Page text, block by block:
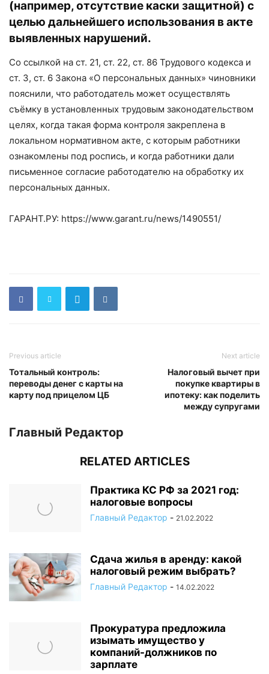
(например, отсутствие каски защитной) с
целью дальнейшего использования в акте
выявленных нарушений.
Cо ссылкой на ст. 21, ст. 22, ст. 86 Трудового кодекса и
ст. 3, ст. 6 Закона «О персональных данных» чиновники
пояснили, что работодатель может осуществлять
съёмку в установленных трудовым законодательством
целях, когда такая форма контроля закреплена в
локальном нормативном акте, с которым работники
ознакомлены под роспись, и когда работники дали
письменное согласие работодателю на обработку их
персональных данных.
ГАРАНТ.РУ: https://www.garant.ru/news/1490551/
Previous article
Тотальный контроль:
переводы денег с карты на
карту под прицелом ЦБ
Next article
Налоговый вычет при
покупке квартиры в
ипотеку: как поделить
между супругами
Главный Редактор
RELATED ARTICLES
Практика КС РФ за 2021 год:
налоговые вопросы
Главный Редактор - 21.02.2022
Сдача жилья в аренду: какой
налоговый режим выбрать?
Главный Редактор - 14.02.2022
Прокуратура предложила
изымать имущество у
компаний-должников по
зарплате